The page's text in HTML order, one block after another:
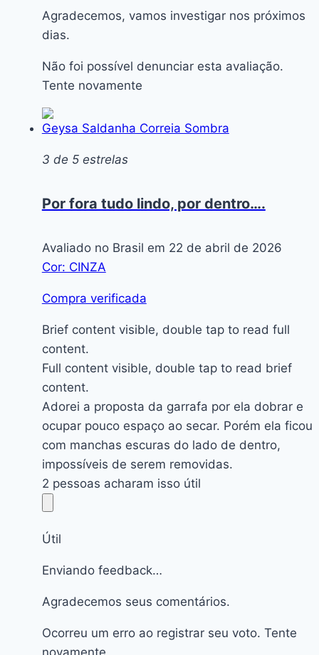
Agradecemos, vamos investigar nos próximos
dias.
Não foi possível denunciar esta avaliação.
Tente novamente
Geysa Saldanha Correia Sombra
3 de 5 estrelas
Por fora tudo lindo, por dentro….
Avaliado no Brasil em 22 de abril de 2026
Cor: CINZA
Compra verificada
Brief content visible, double tap to read full
content.
Full content visible, double tap to read brief
content.
Adorei a proposta da garrafa por ela dobrar e
ocupar pouco espaço ao secar. Porém ela ficou
com manchas escuras do lado de dentro,
impossíveis de serem removidas.
2 pessoas acharam isso útil
Útil
Enviando feedback…
Agradecemos seus comentários.
Ocorreu um erro ao registrar seu voto. Tente
novamente